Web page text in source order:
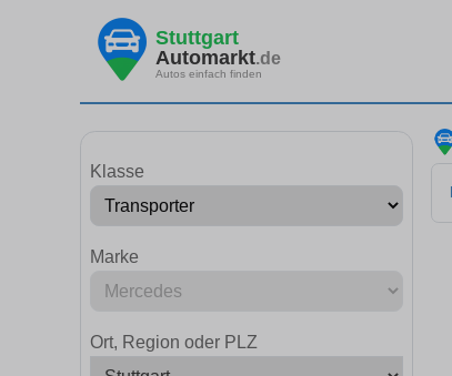
Stuttgart
Automarkt.de
Autos einfach finden
Klasse
Marke
Ort, Region oder PLZ